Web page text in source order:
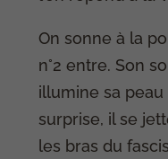
On sonne à la
n°2 entre. Son
illumine sa peau
surprise, il se
les bras du